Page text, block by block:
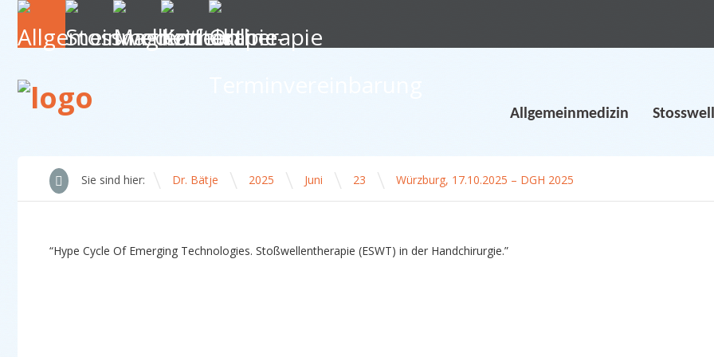
Allgemeinmedizin
Sie sind hier: Dr. Bätje \ 2025 \ Juni \ 23 \ Würzburg, 17.10.2025 – DGH 2025
“Hype Cycle Of Emerging Technologies. Stoßwellentherapie (ESWT) in der Handchirurgie.”